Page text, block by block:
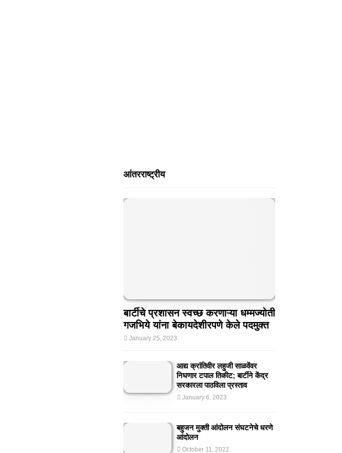
आंतरराष्ट्रीय
बार्टीचे प्रशासन स्वच्छ करणाऱ्या धम्मज्योती
गजभिये यांना बेकायदेशीरपणे केले पदमुक्त
January 25, 2023
आद्य क्रांतिवीर लहुजी साळवेंवर
निघणार टपाल तिकीट; बार्टीने केंद्र
सरकारला पाठविला प्रस्ताव
January 6, 2023
बहुजन मुक्ती आंदोलन संघटनेचे धरणे
आंदोलन
October 11, 2022